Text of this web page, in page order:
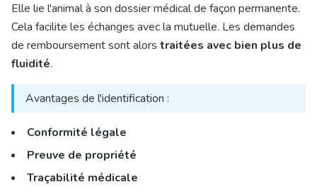
Elle lie l'animal à son dossier médical de façon permanente.
Cela facilite les échanges avec la mutuelle. Les demandes
de remboursement sont alors traitées avec bien plus de
fluidité.
Avantages de l'identification :
Conformité légale
Preuve de propriété
Traçabilité médicale